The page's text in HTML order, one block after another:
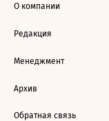
О компании
Редакция
Менеджмент
Архив
Обратная связь